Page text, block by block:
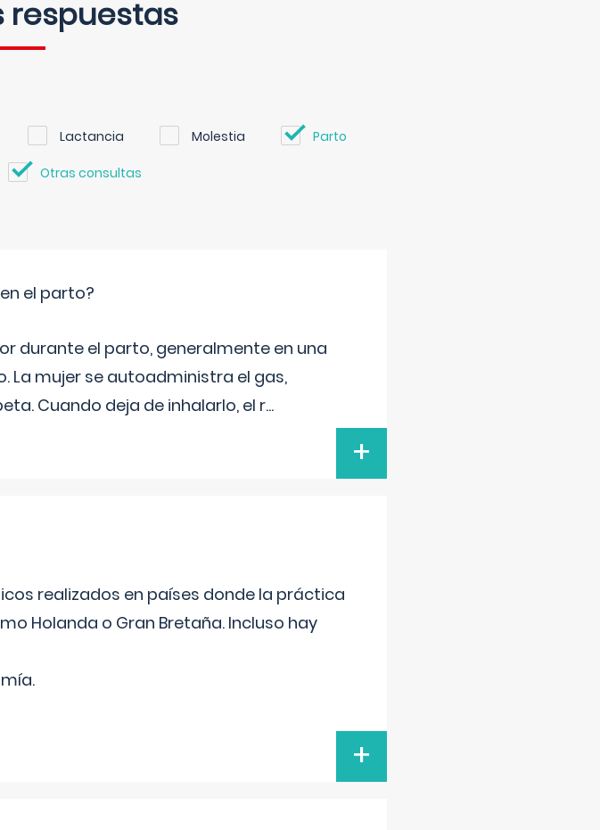
respuestas
Lactancia Molestia Parto
Otras consultas
el parto?
durante el parto, generalmente en una
La mujer se autoadministra el gas,
Cuando deja de inhalarlo, el r...
+
realizados en países donde la práctica
Holanda o Gran Bretaña. Incluso hay
+